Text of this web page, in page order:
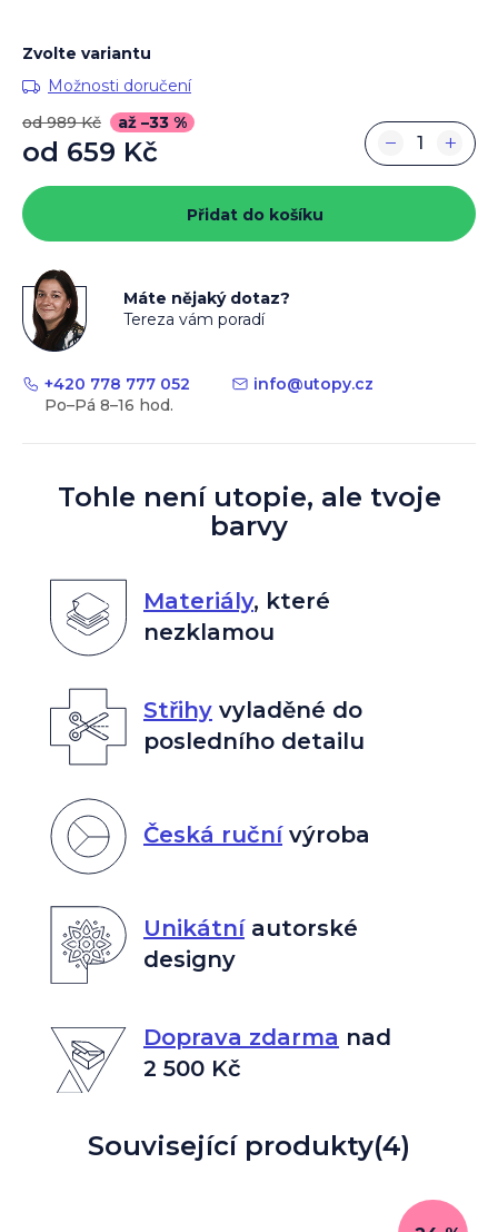
Zvolte variantu
Možnosti doručení
od 989 Kč
až –33 %
od 659 Kč
cena:
+
−
Přidat do košíku
Máte nějaký dotaz?
Tereza vám poradí
+420 778 777 052 info@utopy.cz
Tohle není utopie, ale tvoje
barvy
Materiály, které
nezklamou
Střihyvyladěné do
posledního detailu
Česká ručnívýroba
Unikátníautorské
designy
Doprava zdarma nad
2 500 Kč
Související produkty(4)